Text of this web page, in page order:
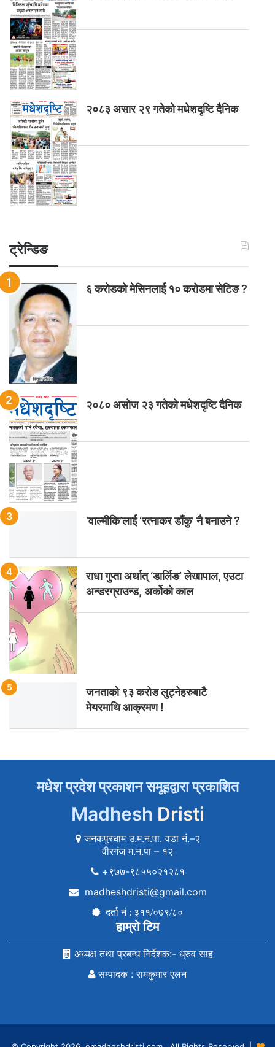
२०८३ असार २९ गतेको मधेशदृष्टि दैनिक
ट्रेन्डिङ
६ करोडको मेसिनलाई १० करोडमा सेटिङ ?
२०८० असोज २३ गतेको मधेशदृष्टि दैनिक
‘वाल्मीकि’लाई ‘रत्नाकर डाँकु’ नै बनाउने ?
राधा गुप्ता अर्थात् ‘डार्लिङ’ लेखापाल, एउटा
अन्डरग्राउन्ड, अर्कोको काल
जनताको ९३ करोड लुट्नेहरुबाटै
मेयरमाथि आक्रमण !
मधेश प्रदेश प्रकाशन समूहद्वारा प्रकाशित
Madhesh Dristi
जनकपुरधाम उ.म.न.पा. वडा नं.–२
वीरगंज म.न.पा – १२
+९७७-९८५५०२१२८१
madheshdristi@gmail.com
दर्ता नं : ३११/०७९/८०
हाम्रो टिम
अध्यक्ष तथा प्रबन्ध निर्देशक:- ध्रुव साह
सम्पादक : रामकुमार एलन